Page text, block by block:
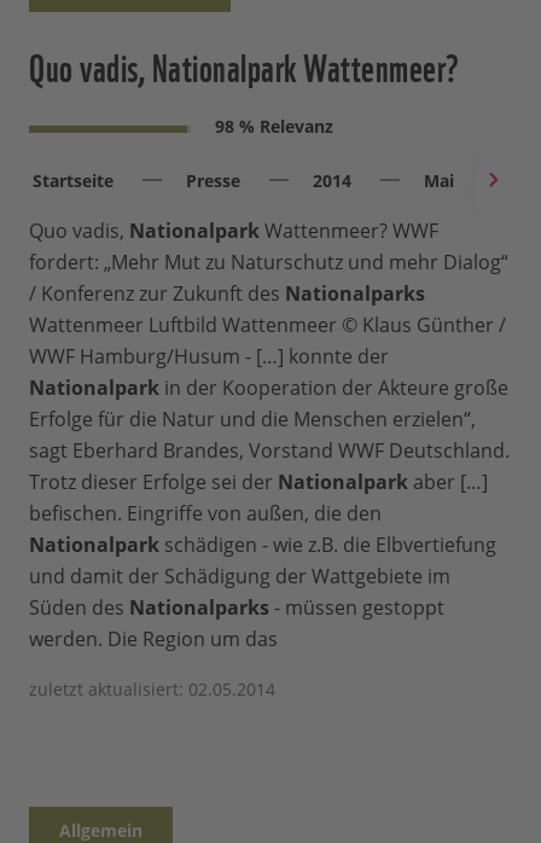
Quo vadis, Nationalpark Wattenmeer?
98 % Relevanz
Startseite Presse 2014 Mai
Quo vadis, NationalparkWattenmeer? WWF
fordert: „Mehr Mut zu Naturschutz und mehr Dialog“
/ Konferenz zur Zukunft des Nationalparks
Wattenmeer Luftbild Wattenmeer © Klaus Günther /
WWF Hamburg/Husum - […] konnte der
Nationalpark in der Kooperation der Akteure große
Erfolge für die Natur und die Menschen erzielen“,
sagt Eberhard Brandes, Vorstand WWF Deutschland.
Trotz dieser Erfolge sei der Nationalpark aber […]
befischen. Eingriffe von außen, die den
Nationalpark schädigen - wie z.B. die Elbvertiefung
und damit der Schädigung der Wattgebiete im
Süden des Nationalparks - müssen gestoppt
werden. Die Region um das
zuletzt aktualisiert: 02.05.2014
Allgemein